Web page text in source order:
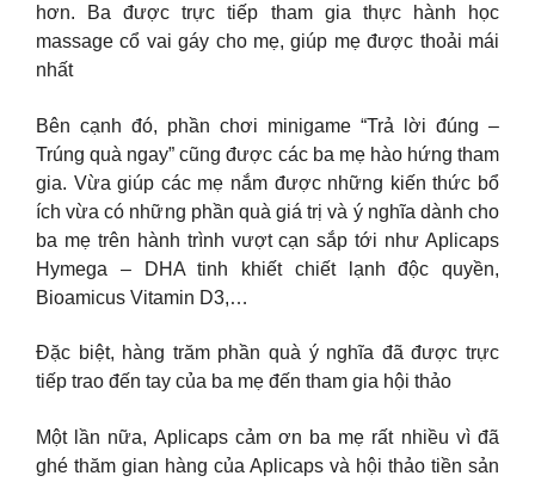
hơn. Ba được trực tiếp tham gia thực hành học
massage cổ vai gáy cho mẹ, giúp mẹ được thoải mái
nhất
Bên cạnh đó, phần chơi minigame “Trả lời đúng –
Trúng quà ngay” cũng được các ba mẹ hào hứng tham
gia. Vừa giúp các mẹ nắm được những kiến thức bổ
ích vừa có những phần quà giá trị và ý nghĩa dành cho
ba mẹ trên hành trình vượt cạn sắp tới như Aplicaps
Hymega – DHA tinh khiết chiết lạnh độc quyền,
Bioamicus Vitamin D3,…
Đặc biệt, hàng trăm phần quà ý nghĩa đã được trực
tiếp trao đến tay của ba mẹ đến tham gia hội thảo
Một lần nữa, Aplicaps cảm ơn ba mẹ rất nhiều vì đã
ghé thăm gian hàng của Aplicaps và hội thảo tiền sản